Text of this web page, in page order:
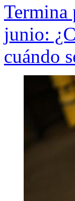
Termina
junio:
cuándo